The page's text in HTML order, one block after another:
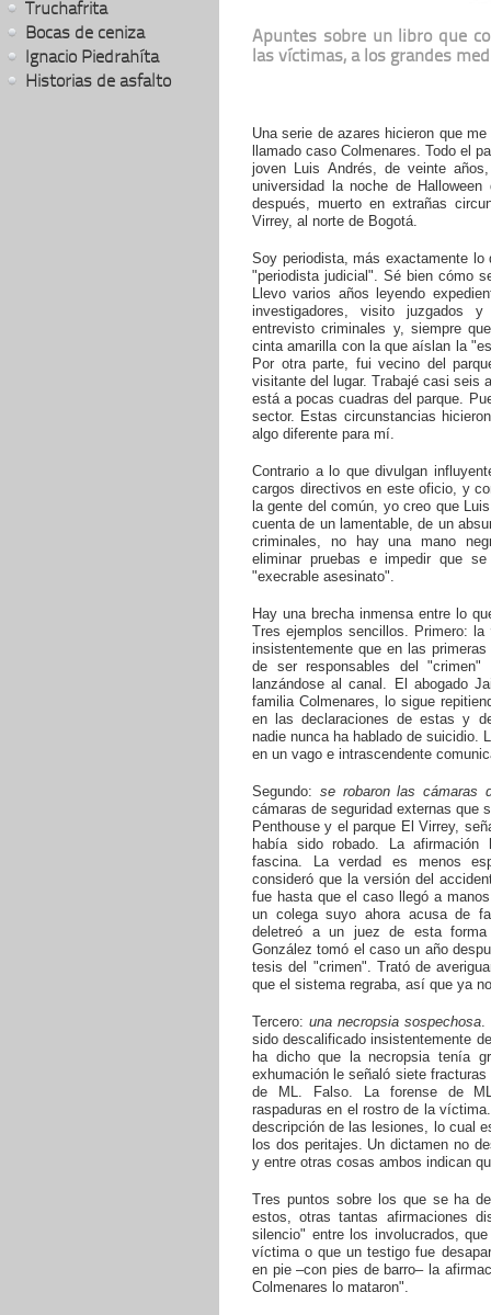
Truchafrita
Bocas de ceniza
Ignacio Piedrahíta
Historias de asfalto
Apuntes sobre un libro que
las víctimas, a los grandes
Una serie de azares hicieron que
llamado caso Colmenares. Todo el
joven Luis Andrés, de veinte
universidad la noche de
después, muerto en extrañas
Virrey, al norte de Bogotá.
Soy periodista, más exactamente
"periodista judicial". Sé bien cómo
Llevo varios años leyendo
investigadores, visito juzgados
entrevisto criminales y, siempre
cinta amarilla con la que aíslan la
Por otra parte, fui vecino del
visitante del lugar. Trabajé casi seis
está a pocas cuadras del parque.
sector. Estas circunstancias
algo diferente para mí.
Contrario a lo que divulgan
cargos directivos en este oficio, y
la gente del común, yo creo que
cuenta de un lamentable, de un
criminales, no hay una mano
eliminar pruebas e impedir que
"execrable asesinato".
Hay una brecha inmensa entre lo
Tres ejemplos sencillos. Primero: la
insistentemente que en las
de ser responsables del "crimen"
lanzándose al canal. El abogado
familia Colmenares, lo sigue
en las declaraciones de estas y
nadie nunca ha hablado de suicidio.
en un vago e intrascendente
Segundo: se robaron las cámaras
cámaras de seguridad externas que
Penthouse y el parque El Virrey,
había sido robado. La
fascina. La verdad es menos
consideró que la versión del
fue hasta que el caso llegó a
un colega suyo ahora acusa de
deletreó a un juez de esta forma
González tomó el caso un año
tesis del "crimen". Trató de
que el sistema regraba, así que ya
Tercero: una necropsia sospechosa.
sido descalificado insistentemente
ha dicho que la necropsia tenía
exhumación le señaló siete
de ML. Falso. La forense de
raspaduras en el rostro de la
descripción de las lesiones, lo cual
los dos peritajes. Un dictamen no
y entre otras cosas ambos indican
Tres puntos sobre los que se ha
estos, otras tantas afirmaciones
silencio" entre los involucrados,
víctima o que un testigo fue
en pie –con pies de barro– la
Colmenares lo mataron".